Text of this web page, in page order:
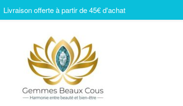
Livraison offerte à partir de 45€ d'achat